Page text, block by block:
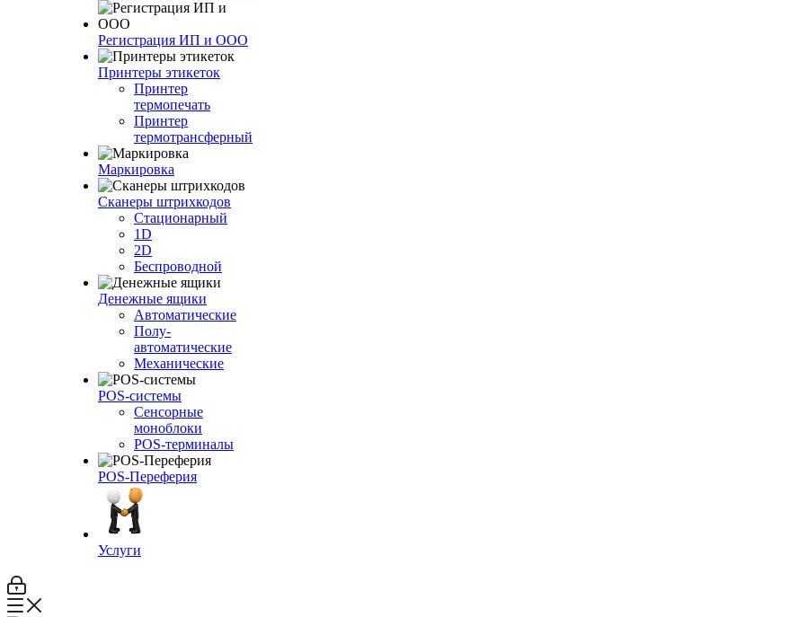
Регистрация ИП и ООО
Принтеры этикеток
Принтер
термопечать
Принтер
термотрансферный
Маркировка
Сканеры штрихкодов
Стационарный
1D
2D
Беспроводной
Денежные ящики
Автоматические
Полу-
автоматические
Механические
POS-системы
Сенсорные
моноблоки
POS-терминалы
POS-Переферия
Услуги